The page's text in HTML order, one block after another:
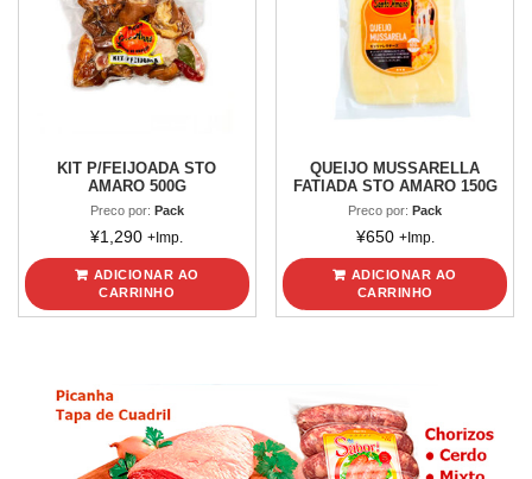
KIT P/FEIJOADA STO
AMARO 500G
Preco por: Pack
¥1,290 +Imp.
ADICIONAR AO
CARRINHO
QUEIJO MUSSARELLA
FATIADA STO AMARO 150G
Preco por:Pack
¥650 +Imp.
ADICIONAR AO
CARRINHO